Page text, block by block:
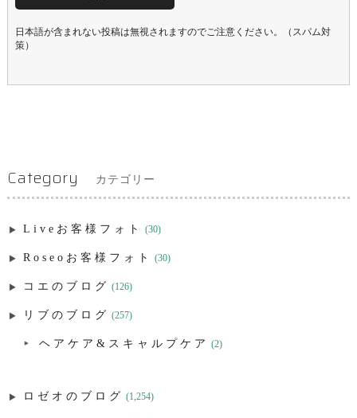
日本語が含まれない投稿は無視されますのでご注意ください。（スパム対
策）
Category カテゴリー
Liveお客様フォト (30)
Roseoお客様フォト (30)
コエのブログ (126)
リブのブログ (257)
ヘアケア&スキャルプケア (2)
ロゼオのブログ (1,254)